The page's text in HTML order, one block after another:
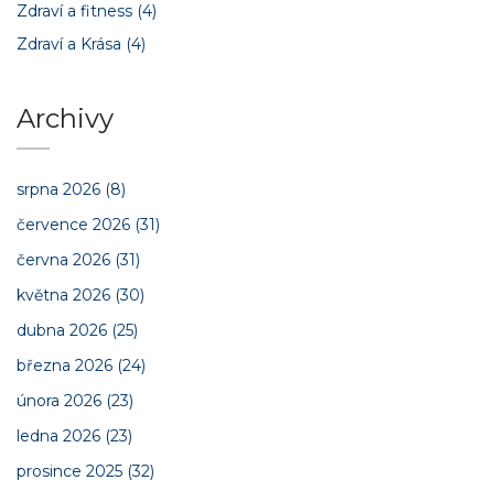
Zdraví a fitness (4)
Zdraví a Krása (4)
Archivy
srpna 2026 (8)
července 2026 (31)
června 2026 (31)
května 2026 (30)
dubna 2026 (25)
března 2026 (24)
února 2026 (23)
ledna 2026 (23)
prosince 2025 (32)